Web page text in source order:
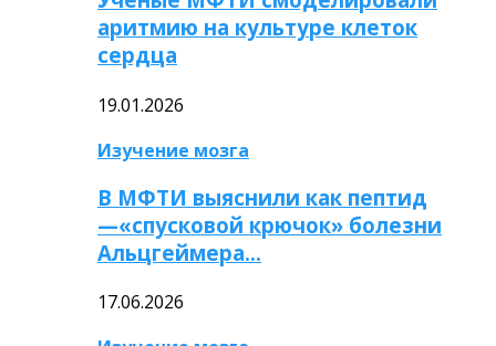
аритмию на культуре клеток
сердца
19.01.2026
Изучение мозга
В МФТИ выяснили как пептид
—«спусковой крючок» болезни
Альцгеймера…
17.06.2026